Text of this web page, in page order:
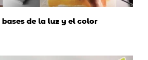
de la luz y el color